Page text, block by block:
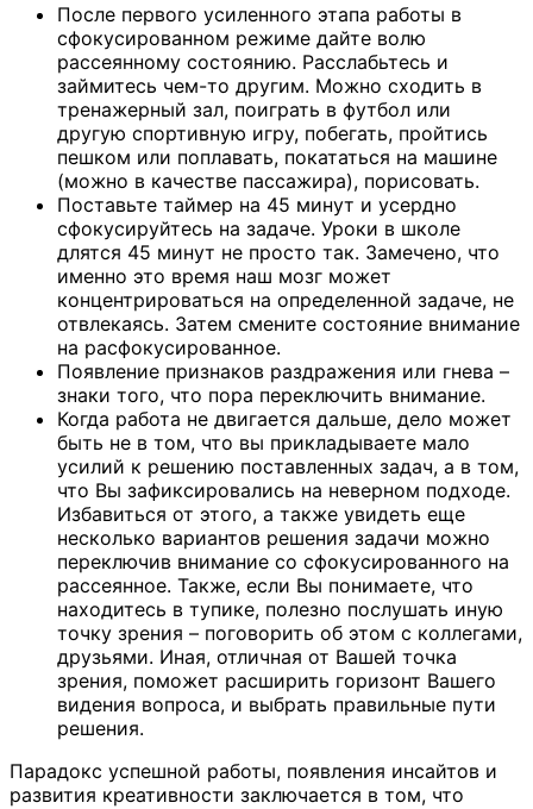
После первого усиленного этапа работы в
сфокусированном режиме дайте волю
рассеянному состоянию. Расслабьтесь и
займитесь чем-то другим. Можно сходить в
тренажерный зал, поиграть в футбол или
другую спортивную игру, побегать, пройтись
пешком или поплавать, покататься на машине
(можно в качестве пассажира), порисовать.
Поставьте таймер на 45 минут и усердно
сфокусируйтесь на задаче. Уроки в школе
длятся 45 минут не просто так. Замечено, что
именно это время наш мозг может
концентрироваться на определенной задаче, не
отвлекаясь. Затем смените состояние внимание
на расфокусированное.
Появление признаков раздражения или гнева –
знаки того, что пора переключить внимание.
Когда работа не двигается дальше, дело может
быть не в том, что вы прикладываете мало
усилий к решению поставленных задач, а в том,
что Вы зафиксировались на неверном подходе.
Избавиться от этого, а также увидеть еще
несколько вариантов решения задачи можно
переключив внимание со сфокусированного на
рассеянное. Также, если Вы понимаете, что
находитесь в тупике, полезно послушать иную
точку зрения – поговорить об этом с коллегами,
друзьями. Иная, отличная от Вашей точка
зрения, поможет расширить горизонт Вашего
видения вопроса, и выбрать правильные пути
решения.
Парадокс успешной работы, появления инсайтов и
развития креативности заключается в том, что